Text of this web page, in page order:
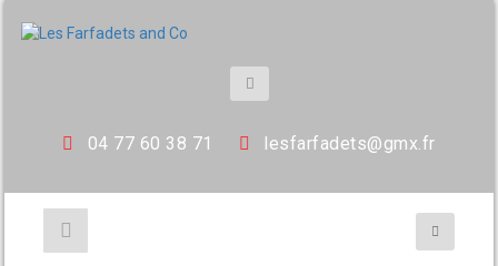
04 77 60 38 71 lesfarfadets@gmx.fr